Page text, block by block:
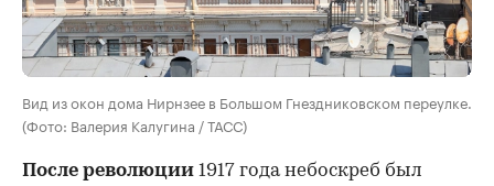
Вид из окон дома Нирнзее в Большом Гнездниковском переулке.
(Фото: Валерия Калугина / ТАСС)
После революции 1917 года небоскреб был